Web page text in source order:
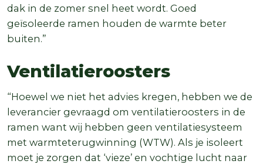
dak in de zomer snel heet wordt. Goed
geïsoleerde ramen houden de warmte beter
buiten.”
Ventilatieroosters
“Hoewel we niet het advies kregen, hebben we de
leverancier gevraagd om ventilatieroosters in de
ramen want wij hebben geen ventilatiesysteem
met warmteterugwinning (WTW). Als je isoleert
moet je zorgen dat ‘vieze’ en vochtige lucht naar